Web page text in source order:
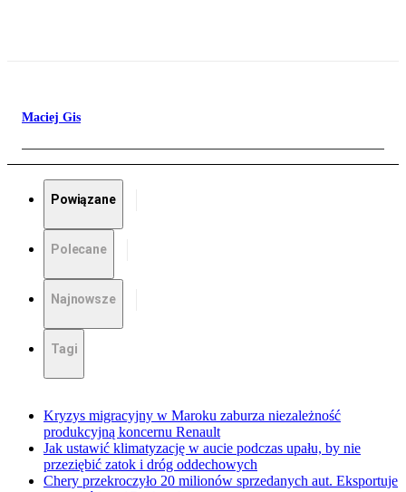
Maciej Gis
Powiązane
Polecane
Najnowsze
Tagi
Kryzys migracyjny w Maroku zaburza niezależność
produkcyjną koncernu Renault
Jak ustawić klimatyzację w aucie podczas upału, by nie
przeziębić zatok i dróg oddechowych
Chery przekroczyło 20 milionów sprzedanych aut. Eksportuje